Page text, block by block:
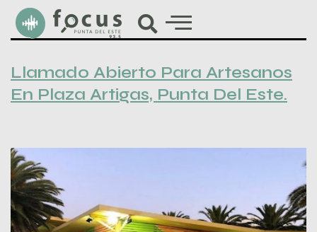
Llamado Abierto Para Artesanos
En Plaza Artigas, Punta Del Este.